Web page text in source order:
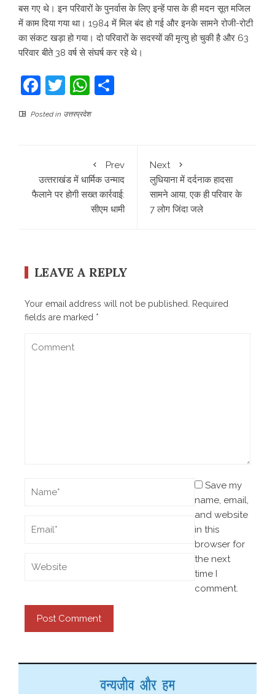
बस गए थे। इन परिवारों के पुनर्वास के लिए इन्हें पास के ही मदन सूत मजिल
में काम दिया गया था। 1984 में मिल बंद हो गई और इनके सामने रोजी-रोटी
का संकट खड़ा हो गया। दो परिवारों के सदस्यों की मृत्यु हो चुकी है और 63
परिवार बीते 38 वर्ष से संघर्ष कर रहे थे।
Facebook
TwitterWhatsApp
Posted in उत्तरप्रदेश
Prev
उत्‍तराखंड में धार्मिक उन्माद
फैलाने पर होगी सख्त कार्रवाई:
सीएम धामी
Next
लुधियाना में दर्दनाक हादसा
सामने आया, एक ही परिवार के
7 लोग जिंदा जले
LEAVE A REPLY
Your email address will not be published.
Required
fields are marked *
Save my
name, email,
and website
in this
browser for
the next
time I
comment.